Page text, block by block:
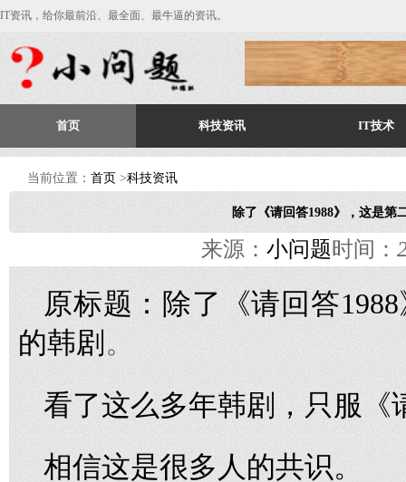
IT资讯，给你最前沿、最全面、最牛逼的资讯。
首页 科技资讯 IT技术
当前位置： 首页 >科技资讯
除了《请回答1988》，这是第
来源： 小问题时间：
原标题：除了《请回答
的韩剧 。
看了这么多年韩剧，只服《
相信这是很多人的共识。